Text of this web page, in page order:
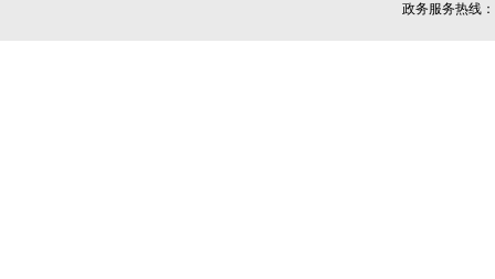
政务服务热线